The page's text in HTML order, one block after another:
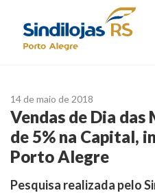
14 de maio de 2018
Vendas de Dia das
de 5% na Capital,
Porto Alegre
Pesquisa realizada pelo